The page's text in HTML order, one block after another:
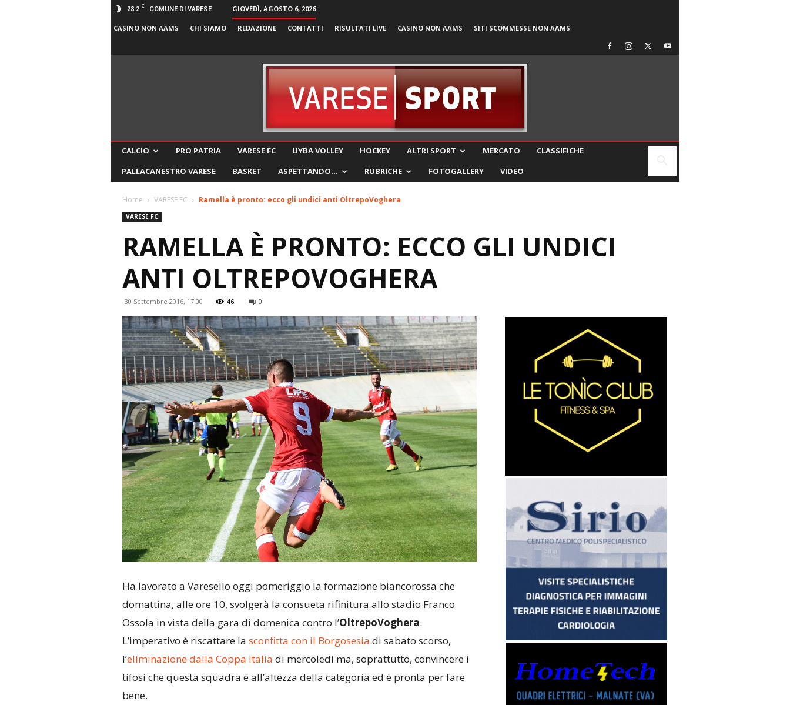
28.2 C COMUNE DI VARESE GIOVEDÌ, AGOSTO 6, 2026
CASINO NON AAMS CHI SIAMO REDAZIONE CONTATTI RISULTATI LIVE CASINO NON AAMS SITI SCOMMESSE NON AAMS
CALCIO PRO PATRIA VARESE FC UYBA VOLLEY HOCKEY ALTRI SPORT MERCATO
CLASSIFICHE
PALLACANESTRO VARESE
BASKET ASPETTANDO… RUBRICHE FOTOGALLERY VIDEO
Home VARESE FC Ramella è pronto: ecco gli undici anti OltrepoVoghera
VARESE FC
RAMELLA È PRONTO: ECCO GLI UNDICI
ANTI OLTREPOVOGHERA
30 Settembre 2016, 17:00 46 0
Ha lavorato a Varesello oggi pomeriggio la formazione biancorossa che
domattina, alle ore 10, svolgerà la consueta rifinitura allo stadio Franco
Ossola in vista della gara di domenica contro l’OltrepoVoghera.
L’imperativo è riscattare la sconfitta con il Borgosesia di sabato scorso,
l’eliminazione dalla Coppa Italia di mercoledì ma, soprattutto, convincere i
tifosi che questa squadra è all’altezza della categoria ed è pronta per fare
bene.